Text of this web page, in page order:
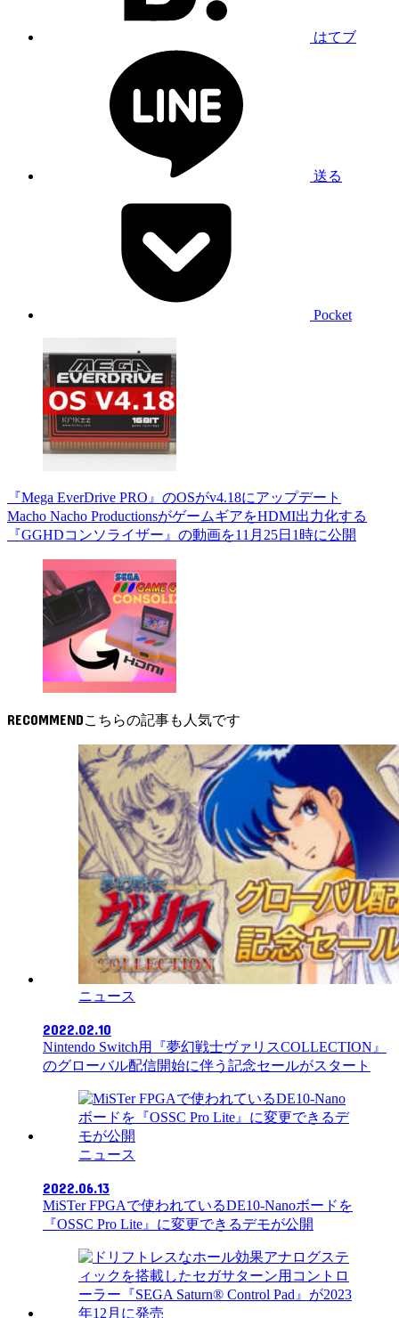
はてブ
送る
Pocket
『Mega EverDrive PRO』のOSがv4.18にアップデート
Macho Nacho ProductionsがゲームギアをHDMI出力化する
『GGHDコンソライザー』の動画を11月25日1時に公開
RECOMMEND
ニュース
2022.02.10
Nintendo Switch用『夢幻戦士ヴァリスCOLLECTION』
のグローバル配信開始に伴う記念セールがスタート
ニュース
2022.06.13
MiSTer FPGAで使われているDE10-Nanoボードを
『OSSC Pro Lite』に変更できるデモが公開